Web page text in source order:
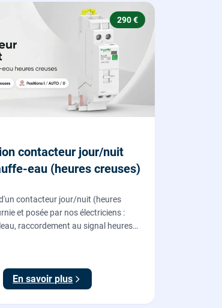
290 €
contacteur jour/nuit
eau (heures creuses)
contacteur jour/nuit (heures
et posée par nos électriciens :
raccordement au signal heures
En savoir plus